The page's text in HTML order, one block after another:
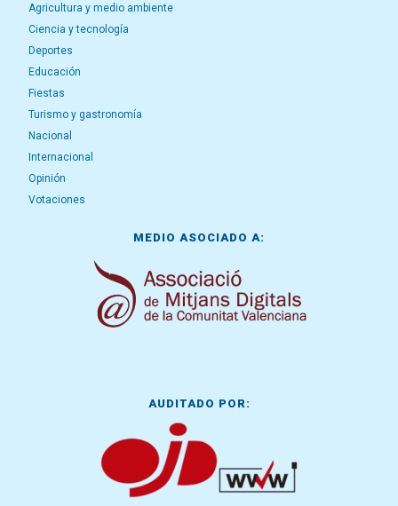
Agricultura y medio ambiente
Ciencia y tecnología
Deportes
Educación
Fiestas
Turismo y gastronomía
Nacional
Internacional
Opinión
Votaciones
MEDIO ASOCIADO A:
AUDITADO POR: